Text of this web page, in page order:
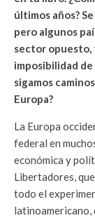
últimos años?
pero algunos
sector opuesto,
imposibilidad
sigamos
Europa?
La Europa
federal en
económica y
Libertadores,
todo el
latinoamericano,